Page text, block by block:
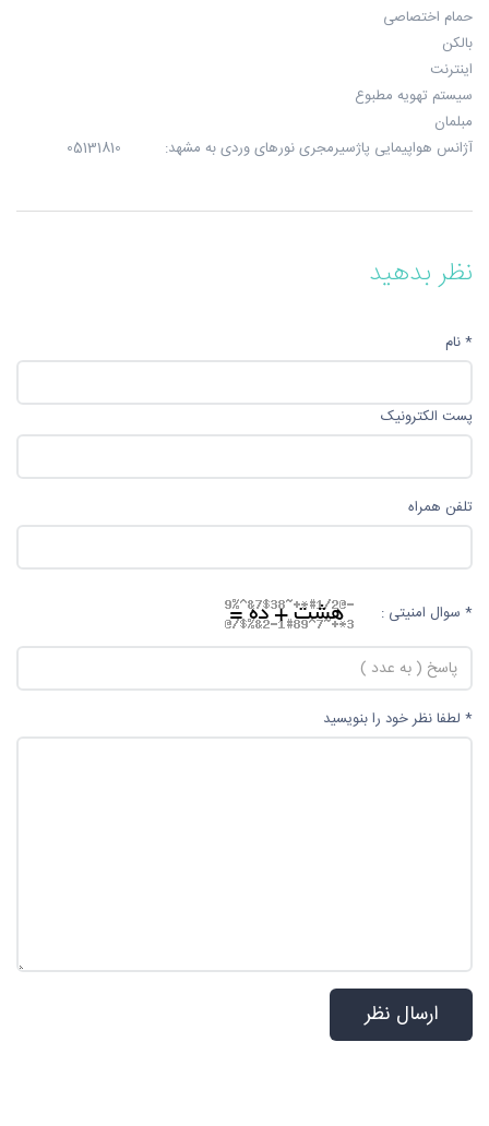
حمام اختصاصی
بالکن
اینترنت
سیستم تهویه مطبوع
مبلمان
آژانس هواپیمایی پاژسیرمجری نورهای وردی به مشهد: 05131810
نظر بدهید
* نام
پست الکترونیک
تلفن همراه
* سوال امنیتی :
* لطفا نظر خود را بنویسید